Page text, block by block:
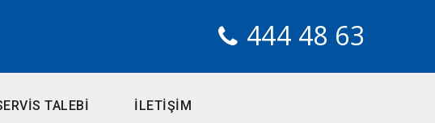
444 48 63
TALEBİ İLETİŞİM